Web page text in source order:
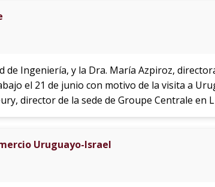
de Ingeniería, y la Dra. María Azpiroz,
el 21 de junio con motivo de la visita a
director de la sede de Groupe Centrale en
Uruguayo-Israel